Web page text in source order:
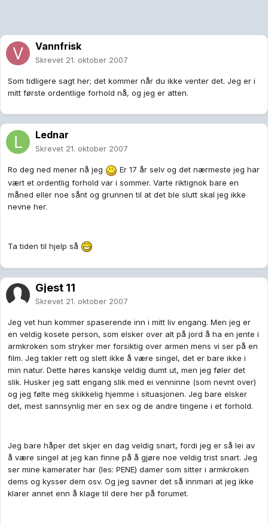
Vannfrisk
Skrevet 21. oktober 2007
Som tidligere sagt her; det kommer når du ikke venter det. Jeg er i
mitt første ordentlige forhold nå, og jeg er atten.
Lednar
Skrevet 21. oktober 2007
Ro deg ned mener nå jeg
Er 17 år selv og det nærmeste jeg har
vært et ordentlig forhold var i sommer. Varte riktignok bare en
måned eller noe sånt og grunnen til at det ble slutt skal jeg ikke
nevne her.
Ta tiden til hjelp så
Gjest 11
Skrevet 21. oktober 2007
Jeg vet hun kommer spaserende inn i mitt liv engang. Men jeg er
en veldig kosete person, som elsker over alt på jord å ha en jente i
armkroken som stryker mer forsiktig over armen mens vi ser på en
film. Jeg takler rett og slett ikke å være singel, det er bare ikke i
min natur. Dette høres kanskje veldig dumt ut, men jeg føler det
slik. Husker jeg satt engang slik med ei venninne (som nevnt over)
og jeg følte meg skikkelig hjemme i situasjonen. Jeg bare elsker
det, mest sannsynlig mer en sex og de andre tingene i et forhold.
Jeg bare håper det skjer en dag veldig snart, fordi jeg er så lei av
å være singel at jeg kan finne på å gjøre noe veldig trist snart. Jeg
ser mine kamerater har (les: PENE) damer som sitter i armkroken
dems og kysser dem osv. Og jeg savner det så innmari at jeg ikke
klarer annet enn å klage til dere her på forumet.